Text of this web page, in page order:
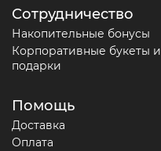
Сотрудничество
Накопительные бонусы
Корпоративные букеты и
подарки
Помощь
Доставка
Оплата